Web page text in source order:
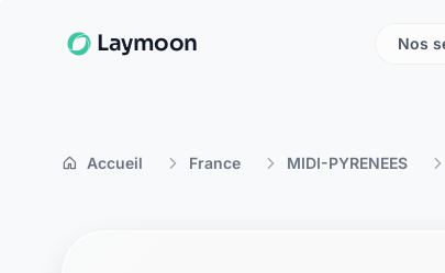
Laymoon Nos
Accueil France MIDI-PYRENEES